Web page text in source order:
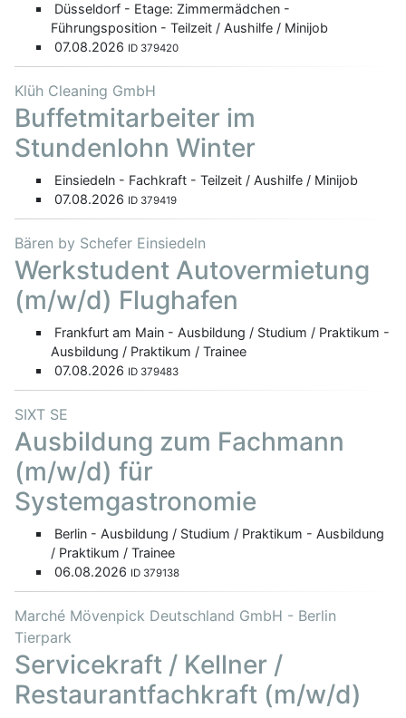
Düsseldorf - Etage: Zimmermädchen -
Führungsposition - Teilzeit / Aushilfe / Minijob
07.08.2026 ID 379420
Klüh Cleaning GmbH
Buffetmitarbeiter im
Stundenlohn Winter
Einsiedeln - Fachkraft - Teilzeit / Aushilfe / Minijob
07.08.2026 ID 379419
Bären by Schefer Einsiedeln
Werkstudent Autovermietung
(m/w/d) Flughafen
Frankfurt am Main - Ausbildung / Studium / Praktikum -
Ausbildung / Praktikum / Trainee
07.08.2026 ID 379483
SIXT SE
Ausbildung zum Fachmann
(m/w/d) für
Systemgastronomie
Berlin - Ausbildung / Studium / Praktikum - Ausbildung
/ Praktikum / Trainee
06.08.2026 ID 379138
Marché Mövenpick Deutschland GmbH - Berlin
Tierpark
Servicekraft / Kellner /
Restaurantfachkraft (m/w/d)